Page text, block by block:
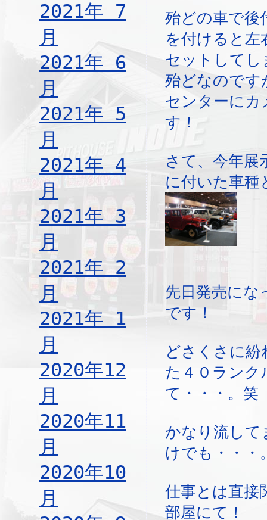
2021年 7
月
2021年 6
月
2021年 5
月
2021年 4
月
2021年 3
月
2021年 2
月
2021年 1
月
2020年12
月
2020年11
月
2020年10
月
殆どの車で後
を付けると
セットしてし
殆どなのです
センターにカ
す！
さて、今年展
に付いた車種
先日発売にな
です！
どさくさに
た４０ランク
て・・・。笑
かなり流して
けでも・・・
仕事とは直接
部屋にて！